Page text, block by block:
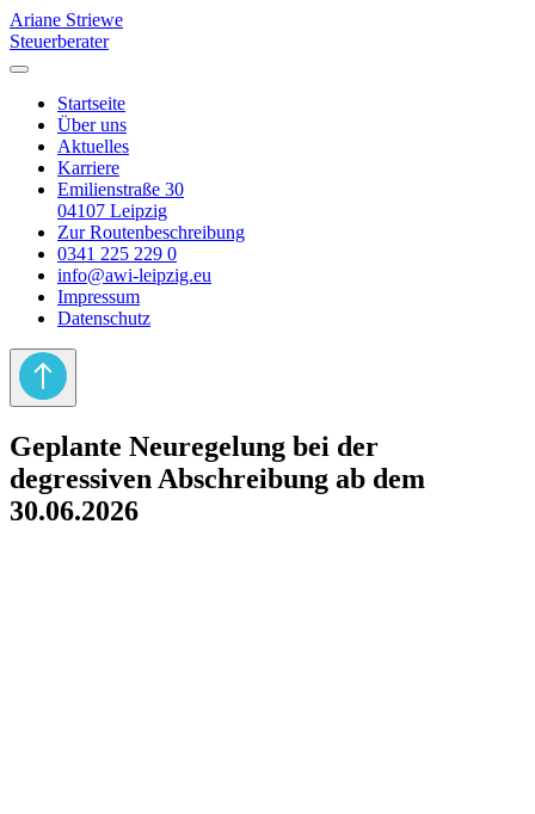
Ariane Striewe
Steuerberater
Startseite
Über uns
Aktuelles
Karriere
Emilienstraße 30
04107 Leipzig
Zur Routenbeschreibung
0341 225 229 0
info@awi-leipzig.eu
Impressum
Datenschutz
Geplante Neuregelung bei der
degressiven Abschreibung ab dem
30.06.2026